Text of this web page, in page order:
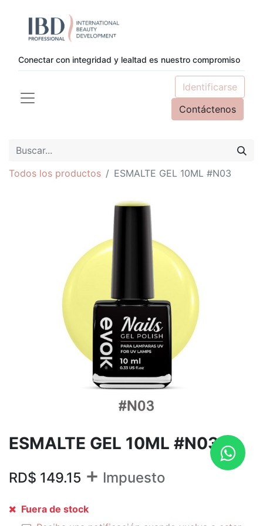
Conectar con integridad y lealtad es nuestro compromiso
Identificarse
Contáctenos
Todos los productos ESMALTE GEL 10ML #N03
ESMALTE GEL 10ML #N03
RD$ 149.15 + Impuesto
Fuera de stock